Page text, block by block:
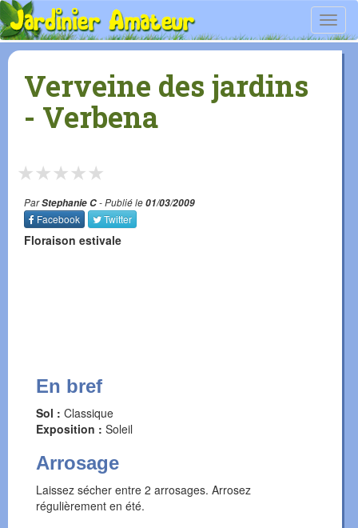
Verveine des jardins
- Verbena
★
★
★
★
★
ParStephanie C- Publié le01/03/2009
Facebook
Twitter
Floraison estivale
En bref
Sol : Classique
Exposition : Soleil
Arrosage
Laissez sécher entre 2 arrosages. Arrosez
régulièrement en été.